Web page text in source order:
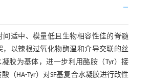
间适中、模量低且生物相容性佳的脊髓
，以辣根过氧化物酶温和介导交联的丝
凝胶为基体，进一步利用酪胺（Tyr）接
（HA-Tyr）对SF基复合水凝胶进行改性